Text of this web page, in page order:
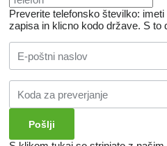
Preverite telefonsko številko:
zapisa in klicno kodo države. S to